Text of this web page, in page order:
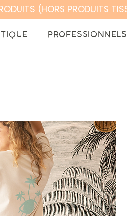
(HORS PRODUITS
PROFESSIONNELS